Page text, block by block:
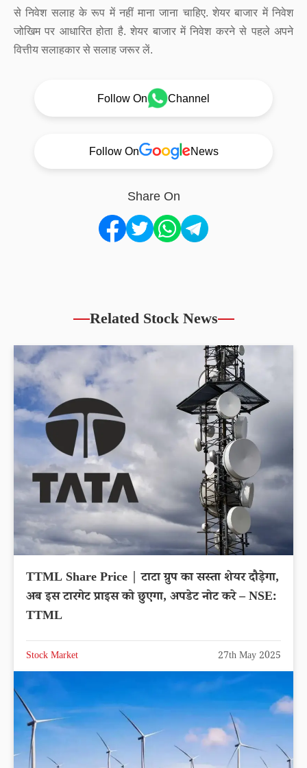
से निवेश सलाह के रूप में नहीं माना जाना चाहिए. शेयर बाजार में निवेश
जोखिम पर आधारित होता है. शेयर बाजार में निवेश करने से पहले अपने
वित्तीय सलाहकार से सलाह जरूर लें.
Follow On Channel
Follow On News
Share On
Related Stock News
TTML Share Price | टाटा ग्रुप का सस्ता शेयर दौड़ेगा,
अब इस टारगेट प्राइस को छुएगा, अपडेट नोट करे – NSE:
TTML
Stock Market 27th May 2025